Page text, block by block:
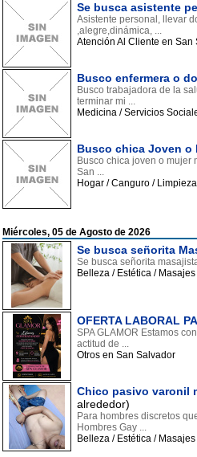
Se busca asistente
Asistente personal, llevar
,alegre,dinámica, ...
Atención Al Cliente en San
Busco enfermera o
Busco trabajadora de la
terminar mi ...
Medicina / Servicios
Busco chica Joven o
Busco chica joven o mujer
San ...
Hogar / Canguro /
Miércoles, 05 de Agosto de 2026
Se busca señorita
Se busca señorita
Belleza / Estética /
OFERTA LABORAL
SPA GLAMOR Estamos
actitud de ...
Otros en San Salvador
Chico pasivo varonil
alrededor)
Para hombres discretos
Hombres Gay ...
Belleza / Estética /